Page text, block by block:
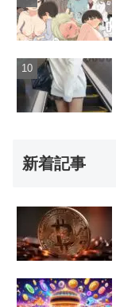
新着記事